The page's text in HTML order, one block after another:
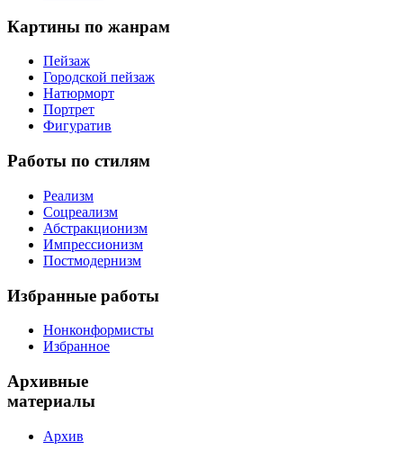
Картины по жанрам
Пейзаж
Городской пейзаж
Натюрморт
Портрет
Фигуратив
Работы по стилям
Реализм
Соцреализм
Абстракционизм
Импрессионизм
Постмодернизм
Избранные работы
Нонконформисты
Избранное
Архивные
материалы
Архив